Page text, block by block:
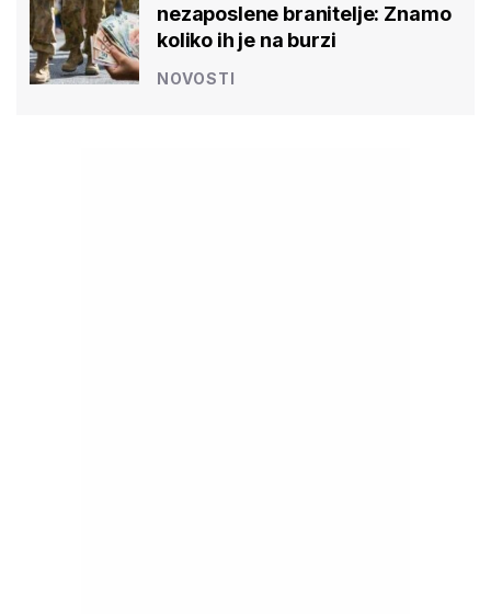
nezaposlene branitelje: Znamo
koliko ih je na burzi
NOVOSTI